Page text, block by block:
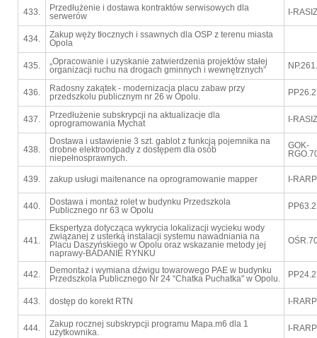
433.
Przedłużenie i dostawa kontraktów serwisowych dla
serwerów
I-
434.
Zakup węży tłocznych i ssawnych dla OSP z terenu miasta
Opola
435.
„Opracowanie i uzyskanie zatwierdzenia projektów stałej
organizacji ruchu na drogach gminnych i wewnętrznych”
436.
Radosny zakątek - modernizacja placu zabaw przy
przedszkolu publicznym nr 26 w Opolu.
437.
Przedłużenie subskrypcji na aktualizacje dla
oprogramowania Mychat
I-
438.
Dostawa i ustawienie 3 szt. gablot z funkcją pojemnika na
drobne elektroodpady z dostępem dla osób
niepełnosprawnych.
GOK-
439. zakup usługi maitenance na oprogramowanie mapper I-
440.
Dostawa i montaż rolet w budynku Przedszkola
Publicznego nr 63 w Opolu
441.
Ekspertyza dotycząca wykrycia lokalizacji wycieku wody
związanej z usterką instalacji systemu nawadniania na
Placu Daszyńskiego w Opolu oraz wskazanie metody jej
naprawy-BADANIE RYNKU
442.
Demontaż i wymiana dźwigu towarowego PAE w budynku
Przedszkola Publicznego Nr 24 “Chatka Puchatka" w Opolu.
443. dostęp do korekt RTN I-
444.
Zakup rocznej subskrypcji programu Mapa.m6 dla 1
użytkownika.
I-